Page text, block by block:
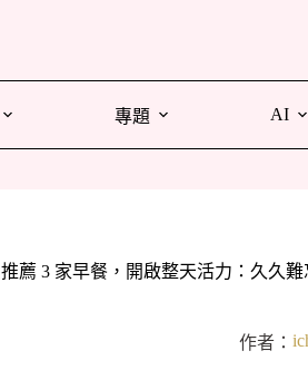
專題 AI
推薦 3 家早餐，開啟整天活力：久久
作者：